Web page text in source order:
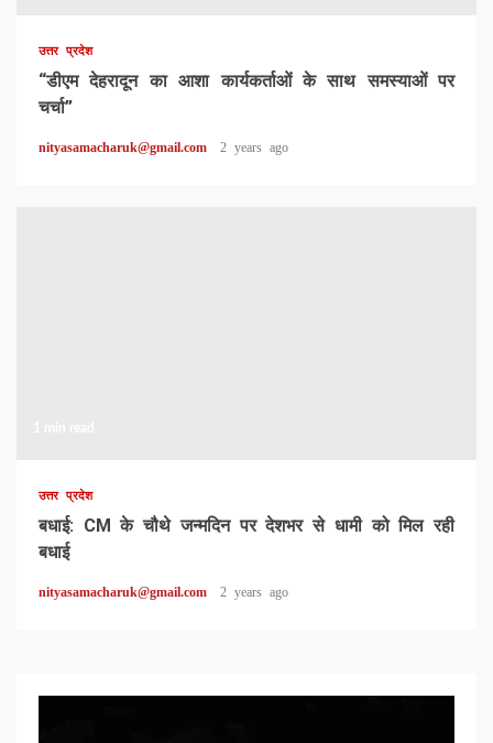
उत्तर प्रदेश
“डीएम देहरादून का आशा कार्यकर्ताओं के साथ समस्याओं पर
चर्चा”
nityasamacharuk@gmail.com 2 years ago
उत्तर प्रदेश
बधाई: CM के चौथे जन्मदिन पर देशभर से धामी को मिल रही
बधाई
nityasamacharuk@gmail.com 2 years ago